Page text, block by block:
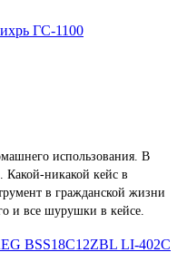
ГС-1100
использования. В
Какой-никакой кейс в
в гражданской жизни
и все шурушки в кейсе.
BSS18C12ZBL LI-402C